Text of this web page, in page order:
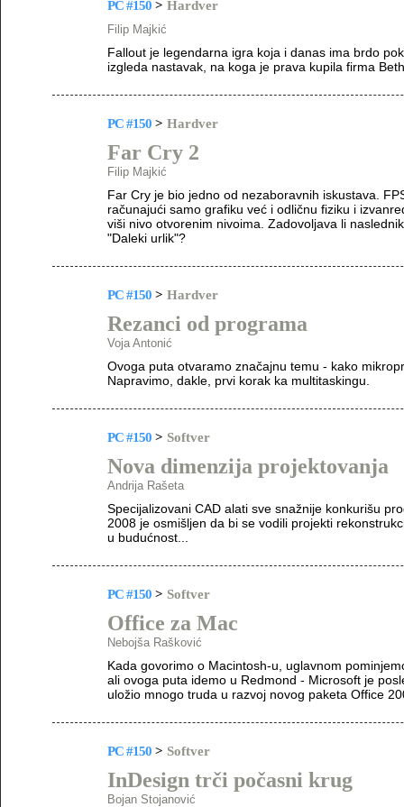
PC #150 > Hardver
Filip Majkić
Fallout je legendarna igra koja i danas ima brdo
izgleda nastavak, na koga je prava kupila firma
PC #150 > Hardver
Far Cry 2
Filip Majkić
Far Cry je bio jedno od nezaboravnih iskustava.
računajući samo grafiku već i odličnu fiziku i
viši nivo otvorenim nivoima. Zadovoljava li
"Daleki urlik"?
PC #150 > Hardver
Rezanci od programa
Voja Antonić
Ovoga puta otvaramo značajnu temu - kako
Napravimo, dakle, prvi korak ka multitaskingu.
PC #150 > Softver
Nova dimenzija projektovanja
Andrija Rašeta
Specijalizovani CAD alati sve snažnije konkurišu
2008 je osmišljen da bi se vodili projekti
u budućnost...
PC #150 > Softver
Office za Mac
Nebojša Rašković
Kada govorimo o Macintosh-u, uglavnom
ali ovoga puta idemo u Redmond - Microsoft je
uložio mnogo truda u razvoj novog paketa Office
PC #150 > Softver
InDesign trči počasni krug
Bojan Stojanović